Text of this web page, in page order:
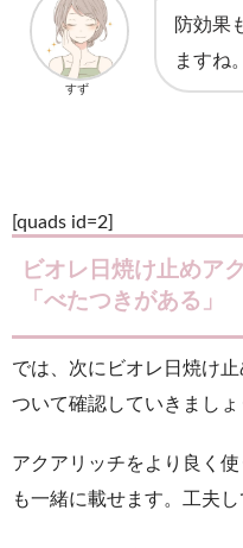
防効果
ますね。
すず
[quads id=2]
ビオレ日焼け止めア
「べたつきがある」
では、次にビオレ日焼け
ついて確認していきましょ
アクアリッチをより良く
も一緒に載せます。工夫